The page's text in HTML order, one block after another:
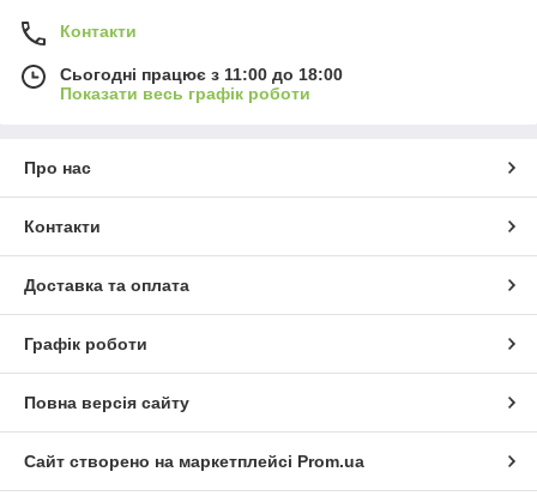
Контакти
Сьогодні працює з 11:00 до 18:00
Показати весь графік роботи
Про нас
Контакти
Доставка та оплата
Графік роботи
Повна версія сайту
Сайт створено на маркетплейсі Prom.ua